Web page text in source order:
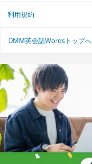
利用規約
DMM英会話Wordsトップへ